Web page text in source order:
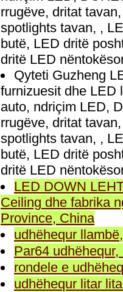
rrugëve, dritat
spotlights tavan, ,
butë, LED dritë
dritë LED
Qyteti Guzheng
furnizuesit dhe LED
auto, ndriçim LED,
rrugëve, dritat
spotlights tavan, ,
butë, LED dritë
dritë LED
LED DOWN
Ceiling dhe fabrika
Province, China
udhëhequr
Par64
rondele e
udhëhequr litar